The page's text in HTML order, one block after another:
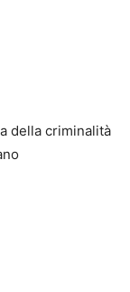
della criminalità